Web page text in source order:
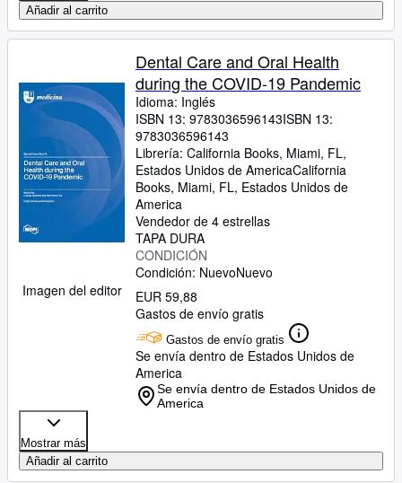
Añadir al carrito
Imagen del editor
Dental Care and Oral Health
during the COVID-19 Pandemic
Idioma: Inglés
ISBN 13: 9783036596143ISBN 13:
9783036596143
Librería: California Books, Miami, FL,
Estados Unidos de AmericaCalifornia
Books, Miami, FL, Estados Unidos de
America
Vendedor de 4 estrellas
TAPA DURA
CONDICIÓN
Condición: NuevoNuevo
EUR 59,88
Gastos de envío gratis
Gastos de envío gratis
Se envía dentro de Estados Unidos de
America
Se envía dentro de Estados Unidos de
America
Mostrar más
Añadir al carrito